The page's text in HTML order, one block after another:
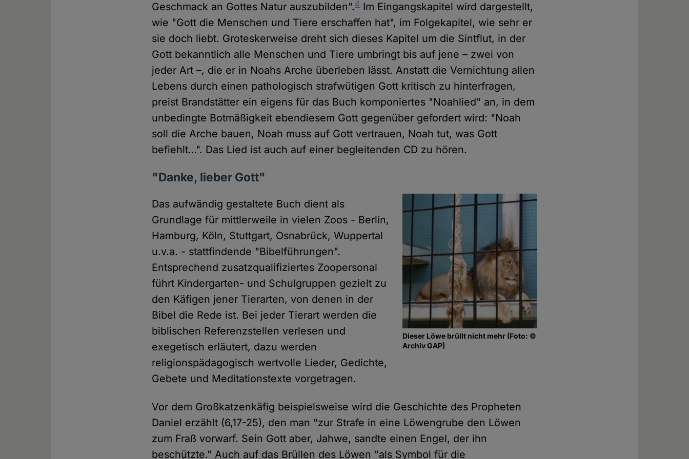
Geschmack an Gottes Natur auszubilden".4Im Eingangskapitel wird dargestellt,
wie "Gott die Menschen und Tiere erschaffen hat", im Folgekapitel, wie sehr er
sie doch liebt. Groteskerweise dreht sich dieses Kapitel um die Sintflut, in der
Gott bekanntlich alle Menschen und Tiere umbringt bis auf jene – zwei von
jeder Art –, die er in Noahs Arche überleben lässt. Anstatt die Vernichtung allen
Lebens durch einen pathologisch strafwütigen Gott kritisch zu hinterfragen,
preist Brandstätter ein eigens für das Buch komponiertes "Noahlied" an, in dem
unbedingte Botmäßigkeit ebendiesem Gott gegenüber gefordert wird: "Noah
soll die Arche bauen, Noah muss auf Gott vertrauen, Noah tut, was Gott
befiehlt…". Das Lied ist auch auf einer begleitenden CD zu hören.
"Danke, lieber Gott"
Dieser Löwe brüllt nicht mehr (Foto: ©
Archiv GAP)
Das aufwändig gestaltete Buch dient als
Grundlage für mittlerweile in vielen Zoos - Berlin,
Hamburg, Köln, Stuttgart, Osnabrück, Wuppertal
u.v.a. - stattfindende "Bibelführungen".
Entsprechend zusatzqualifiziertes Zoopersonal
führt Kindergarten- und Schulgruppen gezielt zu
den Käfigen jener Tierarten, von denen in der
Bibel die Rede ist. Bei jeder Tierart werden die
biblischen Referenzstellen verlesen und
exegetisch erläutert, dazu werden
religionspädagogisch wertvolle Lieder, Gedichte,
Gebete und Meditationstexte vorgetragen.
Vor dem Großkatzenkäfig beispielsweise wird die Geschichte des Propheten
Daniel erzählt (6,17-25), den man "zur Strafe in eine Löwengrube den Löwen
zum Fraß vorwarf. Sein Gott aber, Jahwe, sandte einen Engel, der ihn
beschützte." Auch auf das Brüllen des Löwen "als Symbol für die